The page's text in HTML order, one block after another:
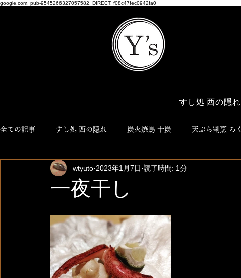
google.com, pub-9545266327057582, DIRECT, f08c47fec0942fa0
すし処 西の隠れ
全ての記事 すし処 西の隠れ 炭火焼鳥 十炭 天ぷら割烹 ろく
博多おでん ろく NEO JYUTAN ワイズ商店
一夜干し
wtyuto 2023年1月7日 読了時間: 1分